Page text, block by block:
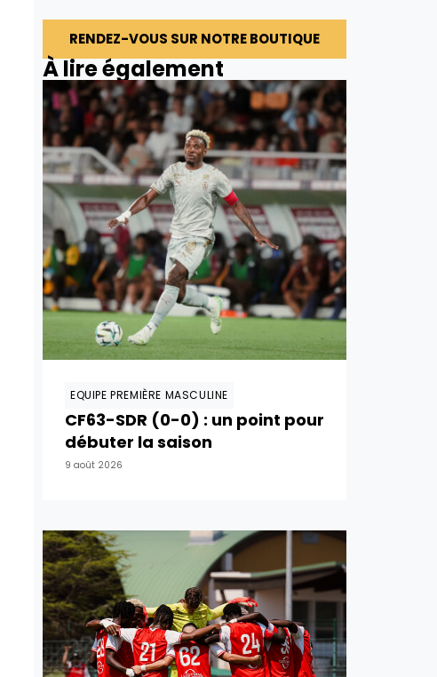
RENDEZ-VOUS SUR NOTRE BOUTIQUE
À lire également
EQUIPE PREMIÈRE MASCULINE
CF63-SDR (0-0) : un point pour
débuter la saison
9 août 2026